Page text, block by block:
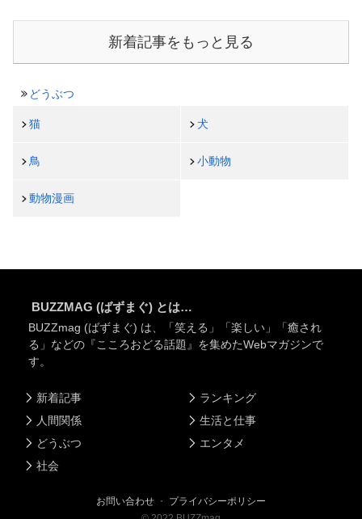
新着記事をもっと見る
どうぶつ
猫 犬
鳥 小動物
動物漫画
BUZZMAG (ばずまぐ) とは…
BUZZmag (ばずまぐ) は、「笑える」「楽しい」「癒され
る」などの『こころおどる話題』を集めたWebマガジンで
す。
新着記事
人間関係
どうぶつ
社会
ランキング
生活と仕事
エンタメ
お問い合わせ ・ プライバシーポリシー